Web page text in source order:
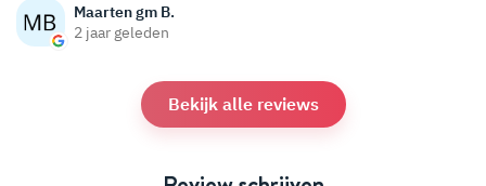
Maarten gm B.
2 jaar geleden
Bekijk alle reviews